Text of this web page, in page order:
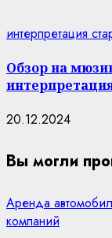
интерпретация
Обзор на
20.12.2024
Вы могли
Аренда
компаний